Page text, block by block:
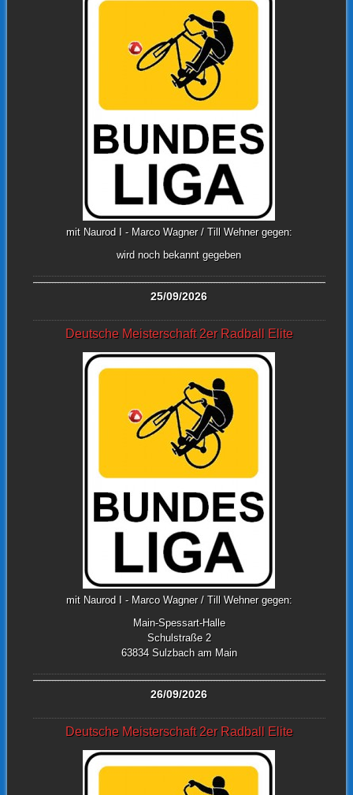
mit Naurod I - Marco Wagner / Till Wehner gegen:
wird noch bekannt gegeben
25/09/2026
Deutsche Meisterschaft 2er Radball Elite
mit Naurod I - Marco Wagner / Till Wehner gegen:
Main-Spessart-Halle
Schulstraße 2
63834 Sulzbach am Main
26/09/2026
Deutsche Meisterschaft 2er Radball Elite